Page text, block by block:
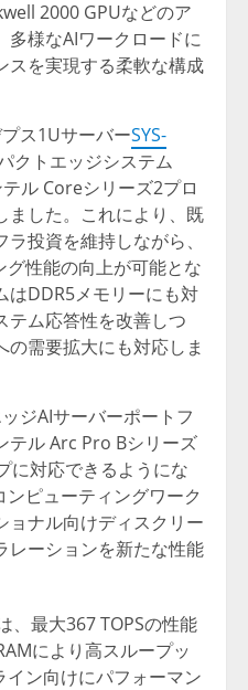
2000 GPUなどのア
多様なAIワークロードに
スを実現する柔軟な構成
ス1UサーバーSYS-
クトエッジシステム
ル Coreシリーズ2プロ
ました。これにより、既
投資を維持しながら、
性能の向上が可能とな
はDDR5メモリーにも対
テム応答性を改善しつ
需要拡大にも対応しま
ジAIサーバーポートフ
テル Arc Pro Bシリーズ
に対応できるようにな
ピューティングワーク
ョナル向けディスクリー
レーションを新たな性能
、最大367 TOPSの性能
により高スループッ
イン向けにパフォーマン